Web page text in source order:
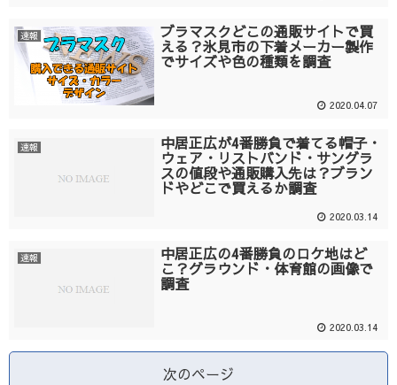
速報 ブラマスクどこの通販サイトで買
える？氷見市の下着メーカー製作
でサイズや色の種類を調査
2020.04.07
速報 中居正広が4番勝負で着てる帽子・
ウェア・リストバンド・サングラ
スの値段や通販購入先は？ブラン
ドやどこで買えるか調査
2020.03.14
速報 中居正広の4番勝負のロケ地はど
こ？グラウンド・体育館の画像で
調査
2020.03.14
次のページ